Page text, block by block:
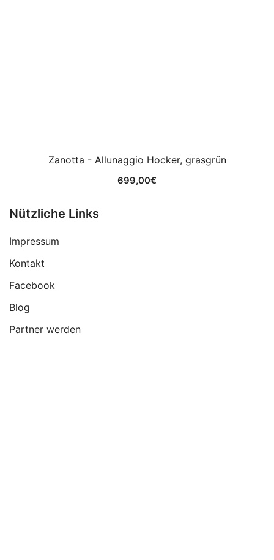
Zanotta - Allunaggio Hocker, grasgrün
699,00€
Nützliche Links
Impressum
Kontakt
Facebook
Blog
Partner werden